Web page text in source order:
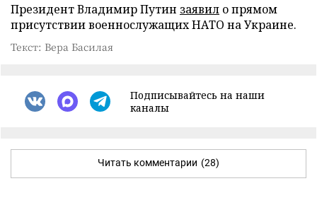
Президент Владимир Путин заявил о прямом
присутствии военнослужащих НАТО на Украине.
Текст: Вера Басилая
Подписывайтесь на наши
каналы
Читать комментарии (28)